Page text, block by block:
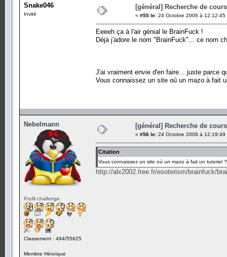
Snake046
Invité
[général] Recherche de
« #55 le: 24 Octobre 2006 à 12:12:45
Eeeeh ça à l'air génial le BrainFuck !
Déjà j'adore le nom "BrainFuck"... ce nom
J'ai vraiment envie d'en faire... juste parce
Vous connaissez un site où un mazo à fait
Nebelmann
Profil challenge
Classement : 494/55625
Membre Héroïque
[général] Recherche de
« #56 le: 24 Octobre 2006 à 12:19:49
Citation
Vous connaissez un site où un mazo à fait un tutoriel ?
http://alx2002.free.fr/esoterism/brainfuck/